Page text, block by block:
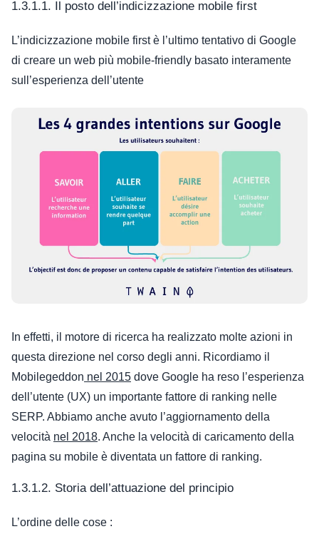
1.3.1.1. Il posto dell’indicizzazione mobile first
L’indicizzazione mobile first è l’ultimo tentativo di Google
di creare un web più mobile-friendly basato interamente
sull’esperienza dell’utente
In effetti, il motore di ricerca ha realizzato molte azioni in
questa direzione nel corso degli anni. Ricordiamo il
Mobilegeddon nel 2015 dove Google ha reso l’esperienza
dell’utente (UX) un importante fattore di ranking nelle
SERP. Abbiamo anche avuto l’aggiornamento della
velocità nel 2018. Anche la velocità di caricamento della
pagina su mobile è diventata un fattore di ranking.
1.3.1.2. Storia dell’attuazione del principio
L’ordine delle cose :